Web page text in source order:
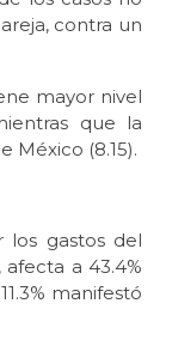
contra un
mayor nivel
que la
México (8.15).
los gastos del
a 43.4%
manifestó